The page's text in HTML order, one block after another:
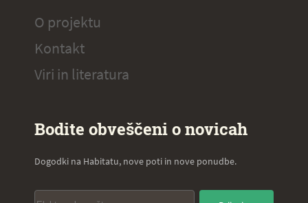
O projektu
Kontakt
Viri in literatura
Bodite obveščeni o novicah
Dogodki na Habitatu, nove poti in nove ponudbe.